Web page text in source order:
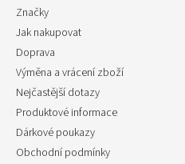
Značky
Jak nakupovat
Doprava
Výměna a vrácení zboží
Nejčastější dotazy
Produktové informace
Dárkové poukazy
Obchodní podmínky